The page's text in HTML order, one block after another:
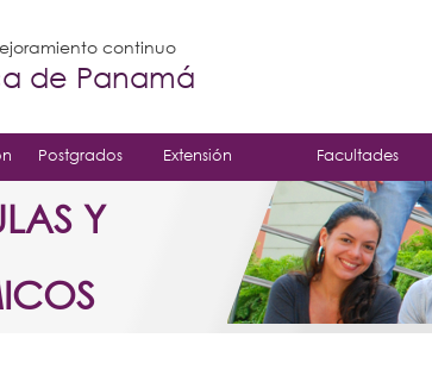
continuo
de Panamá
Postgrados Extensión Facultades
Y